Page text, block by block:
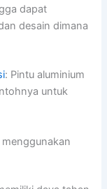
dapat
desain dimana
: Pintu aluminium
untuk